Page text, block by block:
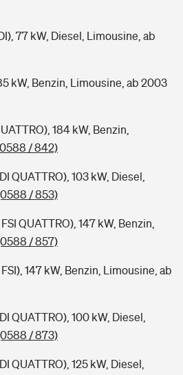
77 kW, Diesel, Limousine, ab
kW, Benzin, Limousine, ab 2003
184 kW, Benzin,
/ 842)
QUATTRO), 103 kW, Diesel,
/ 853)
QUATTRO), 147 kW, Benzin,
/ 857)
147 kW, Benzin, Limousine, ab
QUATTRO), 100 kW, Diesel,
/ 873)
QUATTRO), 125 kW, Diesel,